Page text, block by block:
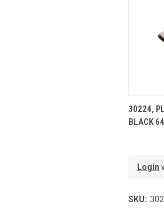
30224,
BLACK
Login
SKU: